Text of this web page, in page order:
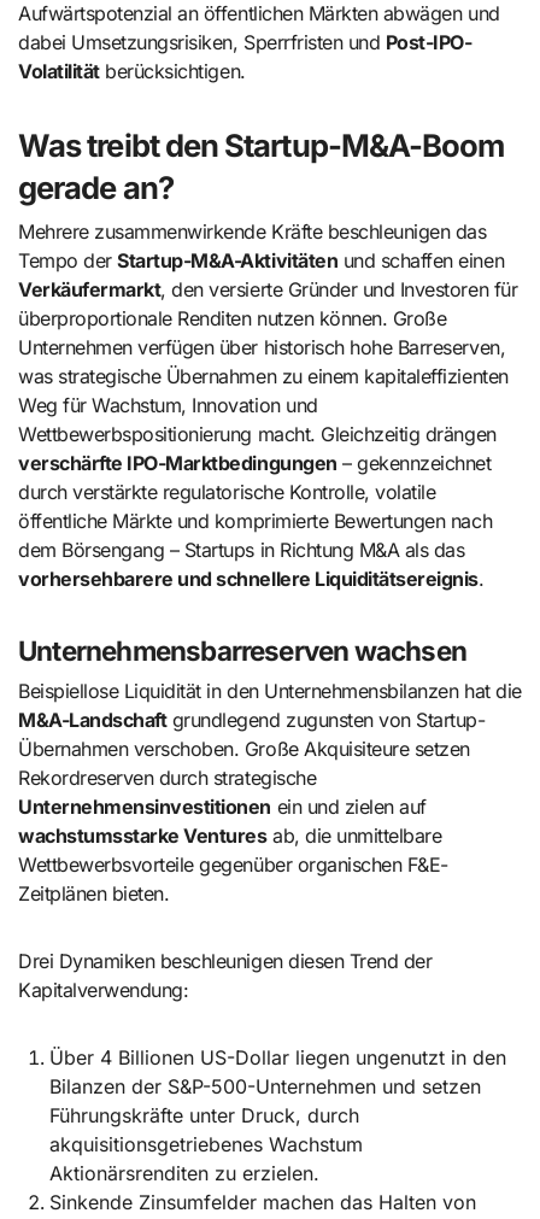
Aufwärtspotenzial an öffentlichen Märkten abwägen und
dabei Umsetzungsrisiken, Sperrfristen und Post-IPO-
Volatilitätberücksichtigen.
Was treibt den Startup-M&A-Boom
gerade an?
Mehrere zusammenwirkende Kräfte beschleunigen das
Tempo derStartup-M&A-Aktivitäten und schaffen einen
Verkäufermarkt, den versierte Gründer und Investoren für
überproportionale Renditen nutzen können. Große
Unternehmen verfügen über historisch hohe Barreserven,
was strategische Übernahmen zu einem kapitaleffizienten
Weg für Wachstum, Innovation und
Wettbewerbspositionierung macht. Gleichzeitig drängen
verschärfte IPO-Marktbedingungen – gekennzeichnet
durch verstärkte regulatorische Kontrolle, volatile
öffentliche Märkte und komprimierte Bewertungen nach
dem Börsengang – Startups in Richtung M&A als das
vorhersehbarere und schnellere Liquiditätsereignis.
Unternehmensbarreserven wachsen
Beispiellose Liquidität in den Unternehmensbilanzen hat die
M&A-Landschaftgrundlegend zugunsten von Startup-
Übernahmen verschoben. Große Akquisiteure setzen
Rekordreserven durch strategische
Unternehmensinvestitionen ein und zielen auf
wachstumsstarke Venturesab, die unmittelbare
Wettbewerbsvorteile gegenüber organischen F&E-
Zeitplänen bieten.
Drei Dynamiken beschleunigen diesen Trend der
Kapitalverwendung:
Über 4 Billionen US-Dollar liegen ungenutzt in den
Bilanzen der S&P-500-Unternehmen und setzen
Führungskräfte unter Druck, durch
akquisitionsgetriebenes Wachstum
Aktionärsrenditen zu erzielen.
Sinkende Zinsumfelder machen das Halten von